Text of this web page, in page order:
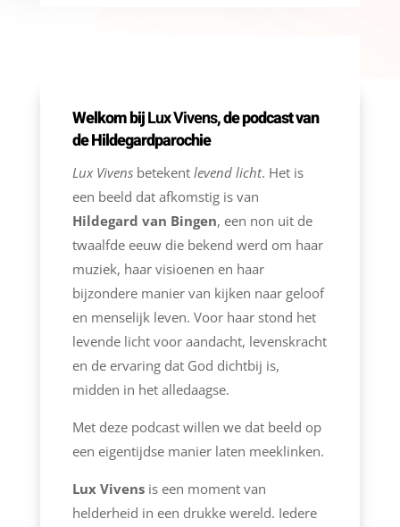
Welkom bijLux Vivens, de podcast van
de Hildegardparochie
Lux Vivensbetekent levend licht. Het is
een beeld dat afkomstig is van
Hildegard van Bingen, een non uit de
twaalfde eeuw die bekend werd om haar
muziek, haar visioenen en haar
bijzondere manier van kijken naar geloof
en menselijk leven. Voor haar stond het
levende licht voor aandacht, levenskracht
en de ervaring dat God dichtbij is,
midden in het alledaagse.
Met deze podcast willen we dat beeld op
een eigentijdse manier laten meeklinken.
Lux Vivensis een moment van
helderheid in een drukke wereld. Iedere